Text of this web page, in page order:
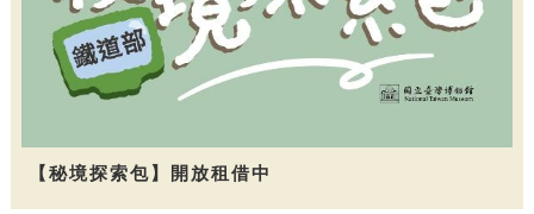
【秘境探索包】開放租借中